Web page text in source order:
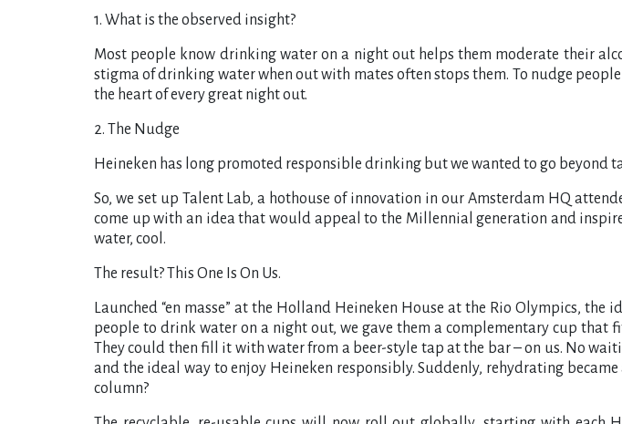
1. What is the observed insight?
Most people know drinking water on a night out helps them moderate their
stigma of drinking water when out with mates often stops them. To nudge
the heart of every great night out.
2. The Nudge
Heineken has long promoted responsible drinking but we wanted to go beyond
So, we set up Talent Lab, a hothouse of innovation in our Amsterdam HQ
come up with an idea that would appeal to the Millennial generation and
water, cool.
The result? This One Is On Us.
Launched “en masse” at the Holland Heineken House at the Rio Olympics,
people to drink water on a night out, we gave them a complementary cup
They could then fill it with water from a beer-style tap at the bar – on us. No
and the ideal way to enjoy Heineken responsibly. Suddenly, rehydrating
column?